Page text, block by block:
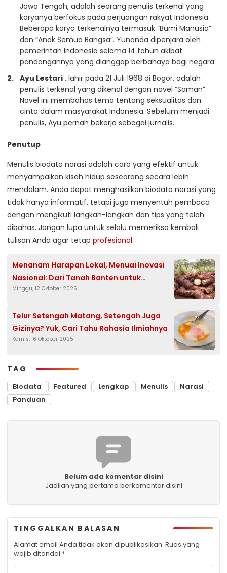
Jawa Tengah, adalah seorang penulis terkenal yang
karyanya berfokus pada perjuangan rakyat Indonesia.
Beberapa karya terkenalnya termasuk “Bumi Manusia”
dan “Anak Semua Bangsa”. Yunanda dipenjara oleh
pemerintah Indonesia selama 14 tahun akibat
pandangannya yang dianggap berbahaya bagi negara.
Ayu Lestari , lahir pada 21 Juli 1968 di Bogor, adalah
penulis terkenal yang dikenal dengan novel “Saman”.
Novel ini membahas tema tentang seksualitas dan
cinta dalam masyarakat Indonesia. Sebelum menjadi
penulis, Ayu pernah bekerja sebagai jurnalis.
Penutup
Menulis biodata narasi adalah cara yang efektif untuk
menyampaikan kisah hidup seseorang secara lebih
mendalam. Anda dapat menghasilkan biodata narasi yang
tidak hanya informatif, tetapi juga menyentuh pembaca
dengan mengikuti langkah-langkah dan tips yang telah
dibahas. Jangan lupa untuk selalu memeriksa kembali
tulisan Anda agar tetap profesional.
Menanam Harapan Lokal, Menuai Inovasi
Nasional: Dari Tanah Banten untuk
Indonesia
Minggu, 12 Oktober 2025
Telur Setengah Matang, Setengah Juga
Gizinya? Yuk, Cari Tahu Rahasia Ilmiahnya
Kamis, 16 Oktober 2025
TAG
Biodata Featured Lengkap Menulis
Narasi
Panduan
Belum ada komentar disini
Jadilah yang pertama berkomentar disini
TINGGALKAN BALASAN
Alamat email Anda tidak akan dipublikasikan. Ruas yang
wajib ditandai *